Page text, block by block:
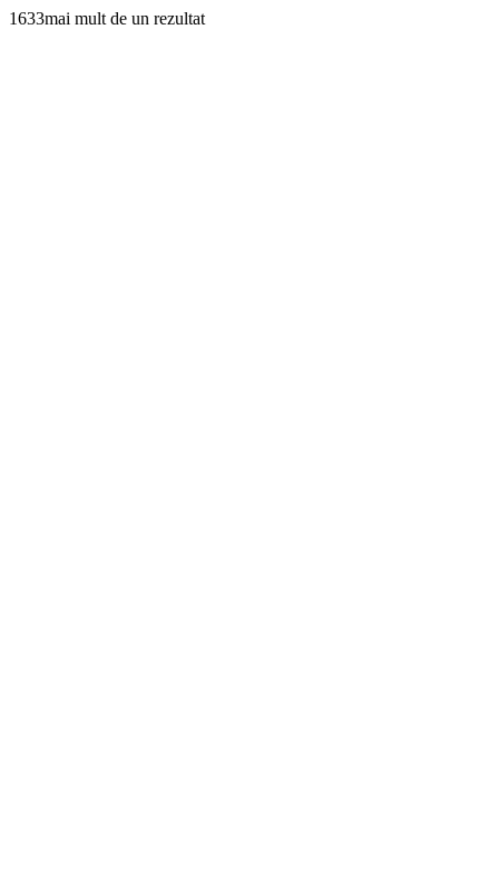
1633mai mult de un rezultat